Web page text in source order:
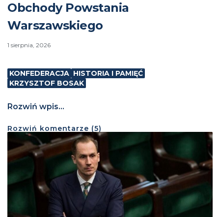
Obchody Powstania
Warszawskiego
1 sierpnia, 2026
KONFEDERACJA HISTORIA I PAMIĘĆ
KRZYSZTOF BOSAK
Rozwiń wpis...
Rozwiń komentarze (5)